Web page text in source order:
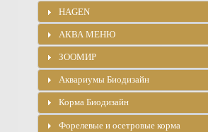
HAGEN
АКВА МЕНЮ
ЗООМИР
Аквариумы Биодизайн
Корма Биодизайн
Форелевые и осетровые корма